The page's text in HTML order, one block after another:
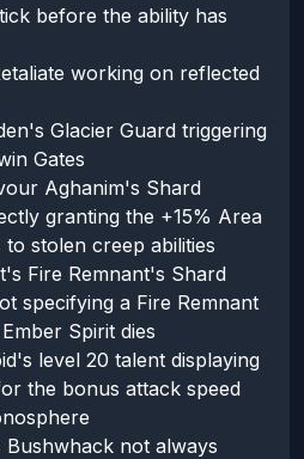
before the ability has
working on reflected
Glacier Guard triggering
Gates
Aghanim's Shard
granting the +15% Area
stolen creep abilities
Fire Remnant's Shard
specifying a Fire Remnant
Spirit dies
level 20 talent displaying
the bonus attack speed
not always